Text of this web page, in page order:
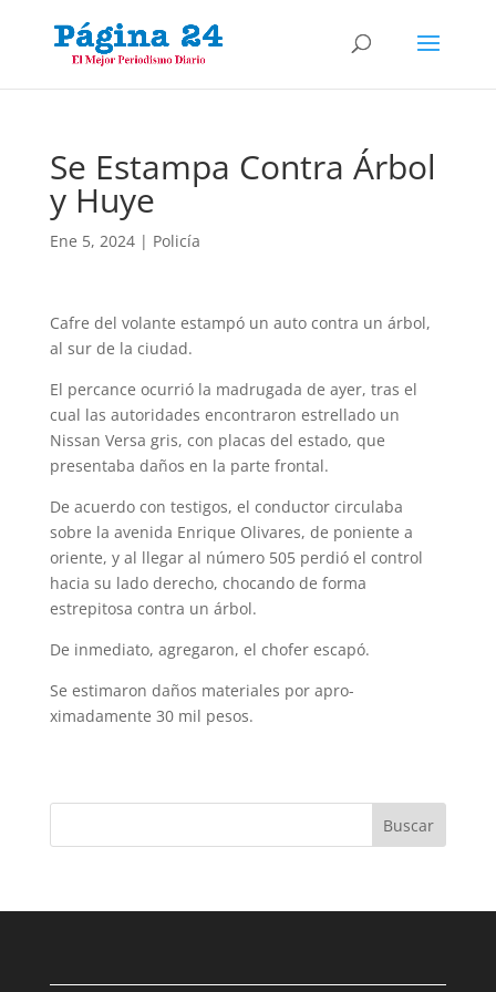
Se Estampa Contra Árbol
y Huye
Ene 5, 2024| Policía
Cafre del volante estampó un auto contra un árbol,
al sur de la ciudad.
El percance ocurrió la madrugada de ayer, tras el
cual las autoridades encontraron estre­llado un
Nissan Versa gris, con placas del es­tado, que
presentaba daños en la parte frontal.
De acuerdo con testigos, el conductor cir­culaba
sobre la avenida Enrique Olivares, de poniente a
oriente, y al llegar al número 505 perdió el control
hacia su lado derecho, cho­cando de forma
estrepitosa contra un árbol.
De inmediato, agregaron, el chofer escapó.
Se estimaron daños materiales por apro­
ximadamente 30 mil pesos.
Buscar